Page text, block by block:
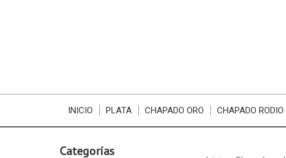
INICIO PLATA CHAPADO ORO CHAPADO RODIO
Categorías